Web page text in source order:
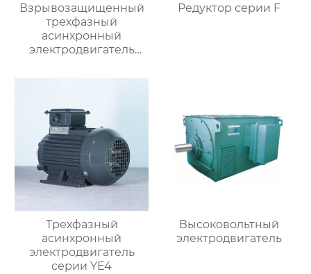
Взрывозащищенный
трехфазный
асинхронный
электродвигатель
Редуктор серии F
Трехфазный
асинхронный
электродвигатель
серии YE4
Высоковольтный
электродвигатель